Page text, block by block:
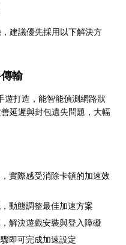
建議優先採用以下解決方
輸
遊打造，能智能偵測網路狀
延遲與封包遺失問題，大幅
實際感受消除卡頓的加速效
動態調整最佳加速方案
解決遊戲安裝與登入障礙
即可完成加速設定